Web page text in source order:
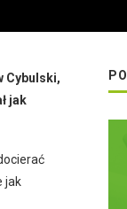
Cybulski,
jak
jak